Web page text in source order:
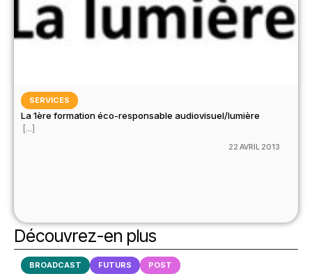
SERVICES
La 1ère formation éco-responsable audiovisuel/lumière
[...]
22 AVRIL 2013
Découvrez-en plus
BROADCAST FUTURS POST